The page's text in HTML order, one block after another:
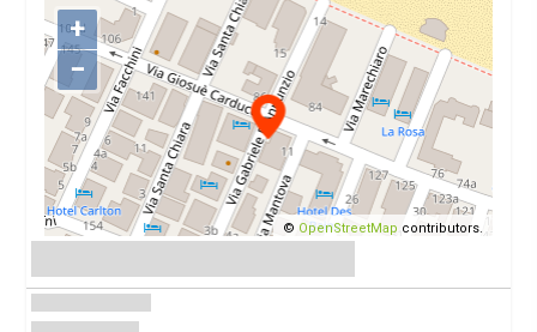
+
−
© OpenStreetMap contributors.